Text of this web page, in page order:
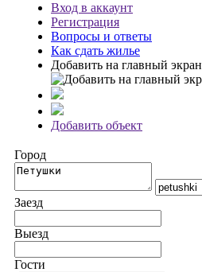
Вход в аккаунт
Регистрация
Вопросы и ответы
Как сдать жилье
Добавить на главный экран
Добавить объект
Город
Заезд
Выезд
Гости